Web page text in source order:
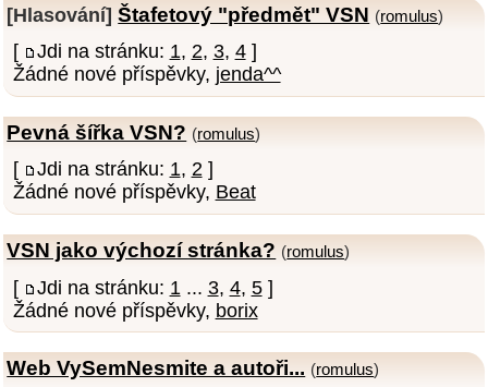
[Hlasování] Štafetový "předmět" VSN (romulus)
[ Jdi na stránku: 1, 2, 3, 4]
Žádné nové příspěvky, jenda^^
Pevná šířka VSN? (romulus)
[ Jdi na stránku: 1, 2]
Žádné nové příspěvky, Beat
VSN jako výchozí stránka? (romulus)
[ Jdi na stránku: 1 ... 3, 4, 5]
Žádné nové příspěvky, borix
Web VySemNesmite a autoři... (romulus)